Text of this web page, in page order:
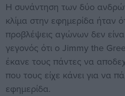
Η συνάντηση των δύο
κλίμα στην εφημερίδα ήταν
προβλέψεις αγώνων δεν
γεγονός ότι ο Jimmy the
έκανε τους πάντες να
που τους είχε κάνει για να
εφημερίδα.